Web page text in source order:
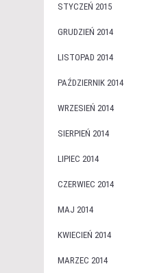
STYCZEŃ 2015
GRUDZIEŃ 2014
LISTOPAD 2014
PAŹDZIERNIK 2014
WRZESIEŃ 2014
SIERPIEŃ 2014
LIPIEC 2014
CZERWIEC 2014
MAJ 2014
KWIECIEŃ 2014
MARZEC 2014